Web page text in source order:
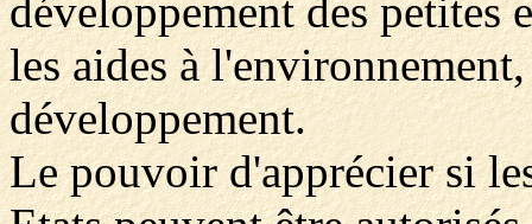
développement des petites
les aides à
développement.
Le pouvoir d'apprécier si